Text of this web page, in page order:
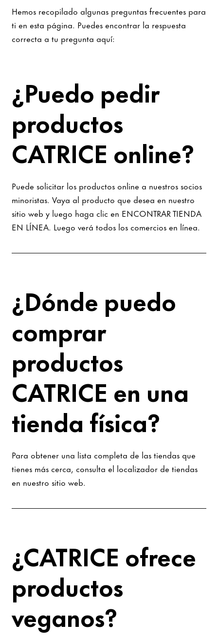
Hemos recopilado algunas preguntas frecuentes para
ti en esta página. Puedes encontrar la respuesta
correcta a tu pregunta aquí:
¿Puedo pedir
productos
CATRICE online?
Puede solicitar los productos online a nuestros socios
minoristas. Vaya al producto que desea en nuestro
sitio web y luego haga clic en ENCONTRAR TIENDA
EN LÍNEA. Luego verá todos los comercios en línea.
¿Dónde puedo
comprar
productos
CATRICE en una
tienda física?
Para obtener una lista completa de las tiendas que
tienes más cerca, consulta el localizador de tiendas
en nuestro sitio web.
¿CATRICE ofrece
productos
veganos?